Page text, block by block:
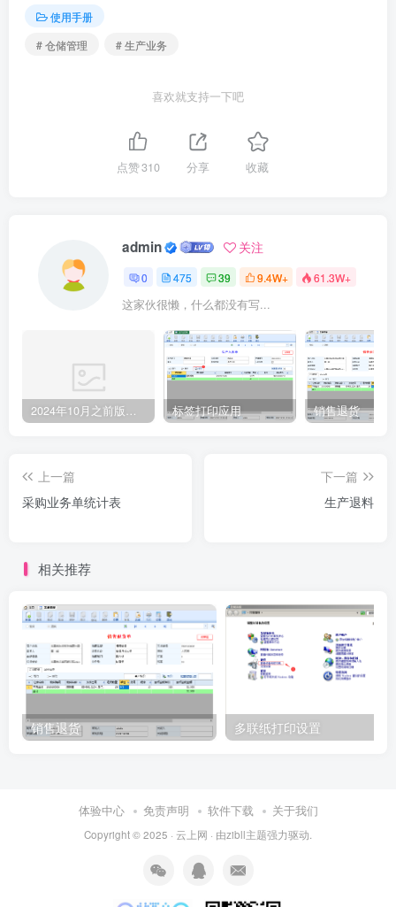
使用手册
# 仓储管理
# 生产业务
喜欢就支持一下吧
点赞310 分享 收藏
admin 关注
0 475 39 9.4W+ 61.3W+
这家伙很懒，什么都没有写...
2024年10月之前版本升级记录 标签打印应用 销售退货
上一篇
采购业务单统计表
下一篇
生产退料
相关推荐
销售退货 多联纸打印设置
体验中心 免责声明 软件下载 关于我们
Copyright © 2025 · 云上网 · 由zibll主题强力驱动.